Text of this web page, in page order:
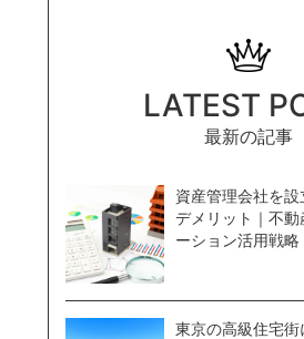
LATEST
最新の記事
資産管理会社を設
デメリット｜不
ーション活用戦略
東京の高級住宅街